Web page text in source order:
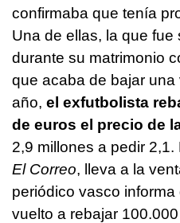
confirmaba que tenía
Una de ellas, la que fue
durante su matrimonio
que acaba de bajar una
año, el exfutbolista
de euros el precio de
2,9 millones a pedir
El Correo, lleva a la
periódico vasco
vuelto a rebajar